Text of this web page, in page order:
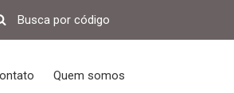
Quem somos